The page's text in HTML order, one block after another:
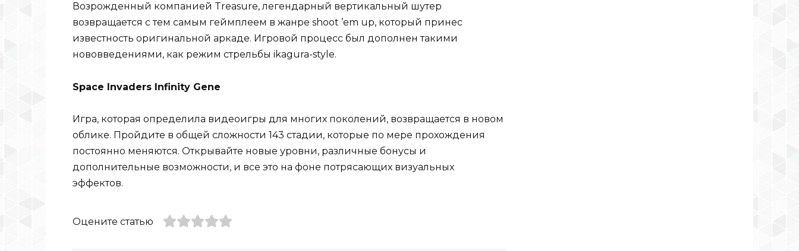
Возрожденный компанией Treasure, легендарный вертикальный шутер
возвращается с тем самым геймплеем в жанре shoot ’em up, который принес
известность оригинальной аркаде. Игровой процесс был дополнен такими
нововведениями, как режим стрельбы ikagura-style.
Space Invaders Infinity Gene
Игра, которая определила видеоигры для многих поколений, возвращается в новом
облике. Пройдите в общей сложности 143 стадии, которые по мере прохождения
постоянно меняются. Открывайте новые уровни, различные бонусы и
дополнительные возможности, и все это на фоне потрясающих визуальных
эффектов.
Оцените статью